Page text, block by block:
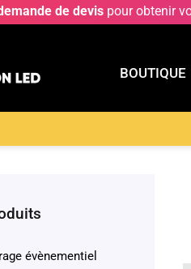
de devis pour obtenir
BOUTIQUE
évènementiel